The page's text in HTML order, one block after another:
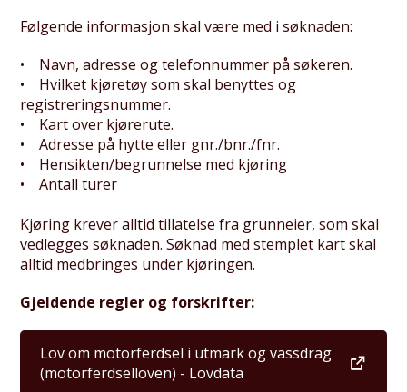
Følgende informasjon skal være med i søknaden:
• Navn, adresse og telefonnummer på søkeren.
• Hvilket kjøretøy som skal benyttes og
registreringsnummer.
• Kart over kjørerute.
• Adresse på hytte eller gnr./bnr./fnr.
• Hensikten/begrunnelse med kjøring
• Antall turer
Kjøring krever alltid tillatelse fra grunneier, som skal
vedlegges søknaden. Søknad med stemplet kart skal
alltid medbringes under kjøringen.
Gjeldende regler og forskrifter:
Lov om motorferdsel i utmark og vassdrag
(motorferdselloven) - Lovdata